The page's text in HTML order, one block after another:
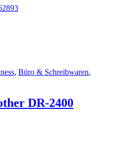
, Büro & Schreibwaren,
DR-2400